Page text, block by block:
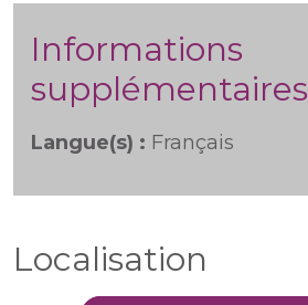
Informations
supplémentaires
Langue(s) : Français
Localisation